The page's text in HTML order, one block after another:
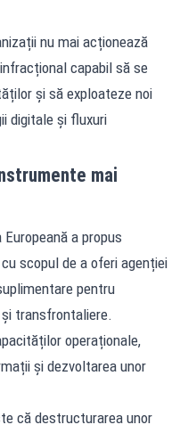
nu mai acționează
capabil să se
și să exploateze noi
digitale și fluxuri
mai
a propus
scopul de a oferi agenției
pentru
transfrontaliere.
operaționale,
și dezvoltarea unor
că destructurarea unor